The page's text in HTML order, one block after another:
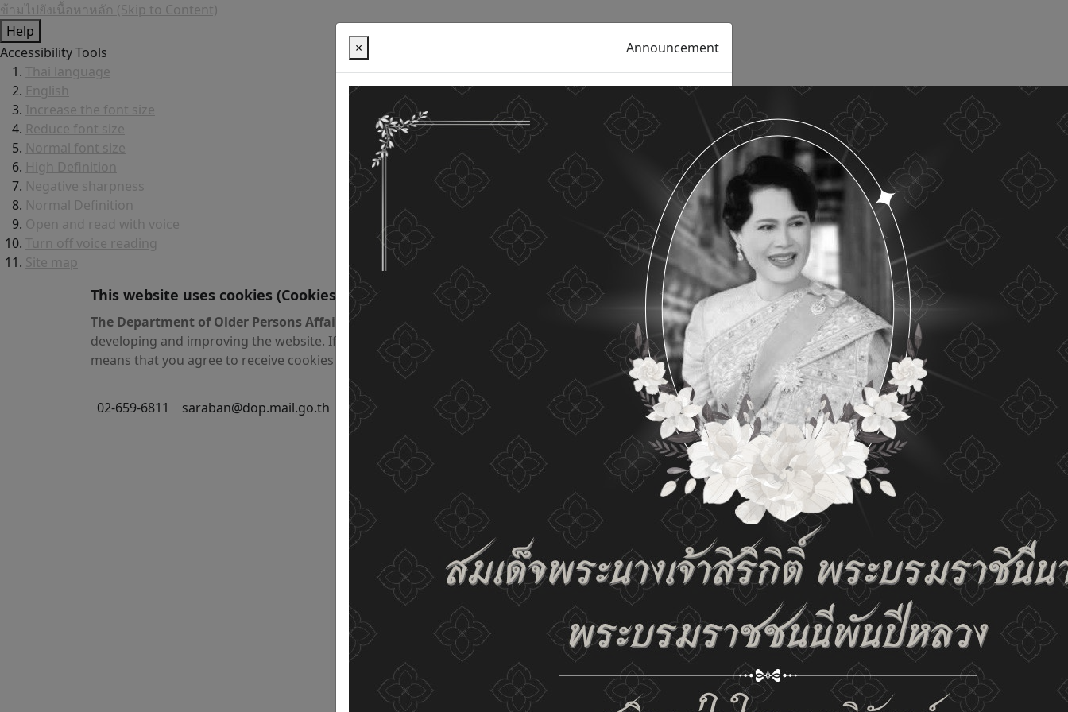
ข้ามไปยังเนื้อหาหลัก (Skip to Content)
Help
Accessibility Tools
Thai language
English
Increase the font size
Reduce font size
Normal font size
High Definition
Negative sharpness
Normal Definition
Open and read with voice
Turn off voice reading
Site map
This website uses cookies (Cookies)
The Department of Older Persons Affairs values ​​your personal information for the purpose of
developing and improving the website. If you use this website without changing any settings it
means that you agree to receive cookies on the website and our privacy policy.
See details Accept all
02-659-6811 saraban@dop.mail.go.th
Change display settings
ก-
CC
× Announcement